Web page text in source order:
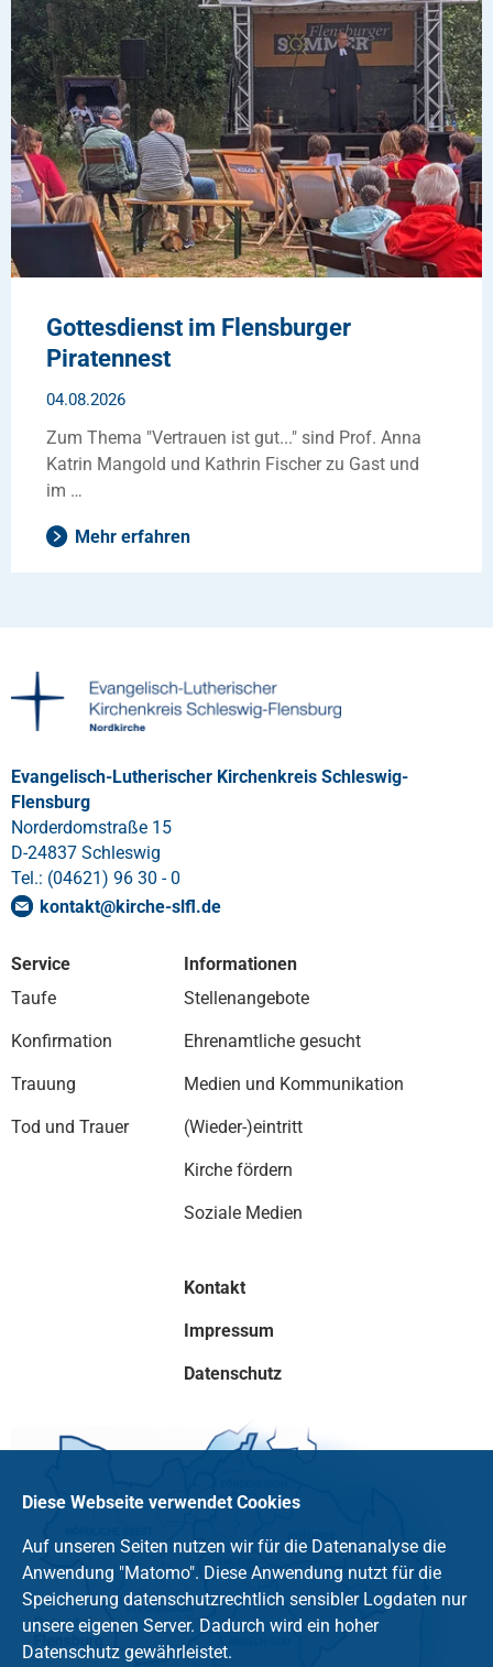
Gottesdienst im Flensburger
Piratennest
04.08.2026
Zum Thema "Vertrauen ist gut..." sind Prof. Anna
Katrin Mangold und Kathrin Fischer zu Gast und
im …
Mehr erfahren
Evangelisch-Lutherischer Kirchenkreis Schleswig-
Flensburg
Norderdomstraße 15
D-24837 Schleswig
Tel.: (04621) 96 30 - 0
kontakt@kirche-slfl.de
Service
Taufe
Konfirmation
Trauung
Tod und Trauer
Informationen
Stellenangebote
Ehrenamtliche gesucht
Medien und Kommunikation
(Wieder-)eintritt
Kirche fördern
Soziale Medien
Kontakt
Impressum
Datenschutz
Diese Webseite verwendet Cookies
Auf unseren Seiten nutzen wir für die Datenanalyse die
Anwendung "Matomo". Diese Anwendung nutzt für die
Speicherung datenschutzrechtlich sensibler Logdaten nur
unsere eigenen Server. Dadurch wird ein hoher
Datenschutz gewährleistet.